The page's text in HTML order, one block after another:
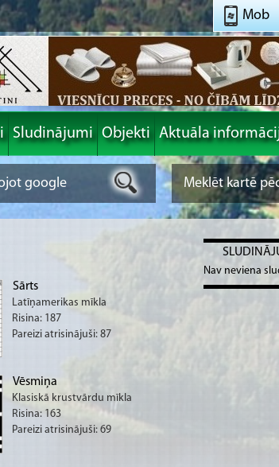
Mob
Sludinājumi Objekti Aktuāla
Sārts
Latīņamerikas mīkla
Risina: 187
Pareizi atrisinājuši: 87
Vēsmiņa
Klasiskā krustvārdu mīkla
Risina: 163
Pareizi atrisinājuši: 69
Nav neviena